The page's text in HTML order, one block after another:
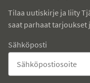
Tilaa uutiskirje ja liity
saat parhaat tarjoukset
Sähköposti